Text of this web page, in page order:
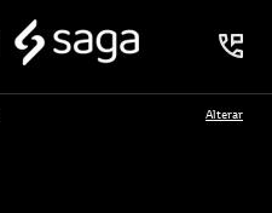
Alterar